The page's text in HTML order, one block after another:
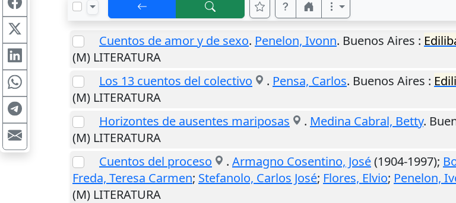
Cuentos de amor y de sexo. Penelon, Ivonn. Buenos Aires :
(M) LITERATURA
Los 13 cuentos del colectivo
. Pensa, Carlos. Buenos Aires :
(M) LITERATURA
Horizontes de ausentes mariposas
. Medina Cabral, Betty.
(M) LITERATURA
Cuentos del proceso
. Armagno Cosentino, José(1904-1997);
Freda, Teresa Carmen; Stefanolo, Carlos José; Flores, Elvio; Penelon,
(M) LITERATURA